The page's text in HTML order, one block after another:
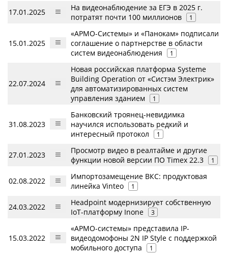
17.01.2025
На видеонаблюдение за ЕГЭ в 2025 г.
потратят почти 100 миллионов
1
15.01.2025
«АРМО-Системы» и «Панокам» подписали
соглашение о партнерстве в области
систем видеонаблюдения
1
22.07.2024
Новая российская платформа Systeme
Building Operation от «Систэм Электрик»
для автоматизированных систем
управления зданием
1
31.08.2023
Банковский троянец-невидимка
научился использовать редкий и
интересный протокол
1
27.01.2023
Просмотр видео в реалтайме и другие
функции новой версии ПО Timex 22.3
1
02.08.2022
Импортозамещение ВКС: продуктовая
линейка Vinteo
1
24.03.2022
Headpoint модернизирует собственную
IoT-платформу Inone
3
15.03.2022
«АРМО-cистемы» представила IP-
видеодомофоны 2N IP Style с поддержкой
мобильного доступа
1